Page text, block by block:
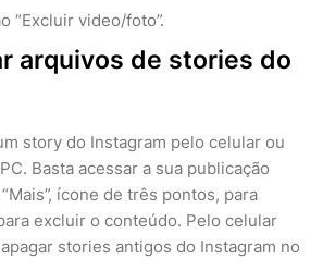
“Excluir video/foto”.
arquivos de stories do
story do Instagram pelo celular ou
Basta acessar a sua publicação
ícone de três pontos, para
excluir o conteúdo. Pelo celular
stories antigos do Instagram no